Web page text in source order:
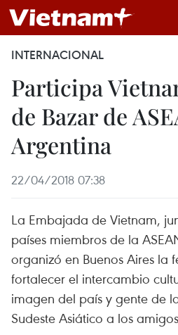
INTERNACIONAL
Participa
de Bazar de
Argentina
22/04/2018 07:38
La Embajada de Vietnam,
países miembros de la
organizó en Buenos Aires la
fortalecer el intercambio
imagen del país y gente de
Sudeste Asiático a los